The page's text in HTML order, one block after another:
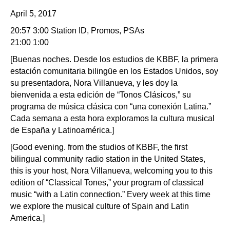
April 5, 2017
20:57 3:00 Station ID, Promos, PSAs
21:00 1:00
[Buenas noches. Desde los estudios de KBBF, la primera
estación comunitaria bilingüe en los Estados Unidos, soy
su presentadora, Nora Villanueva, y les doy la
bienvenida a esta edición de “Tonos Clásicos,” su
programa de música clásica con “una conexión Latina.”
Cada semana a esta hora exploramos la cultura musical
de España y Latinoamérica.]
[Good evening. from the studios of KBBF, the first
bilingual community radio station in the United States,
this is your host, Nora Villanueva, welcoming you to this
edition of “Classical Tones,” your program of classical
music “with a Latin connection.” Every week at this time
we explore the musical culture of Spain and Latin
America.]